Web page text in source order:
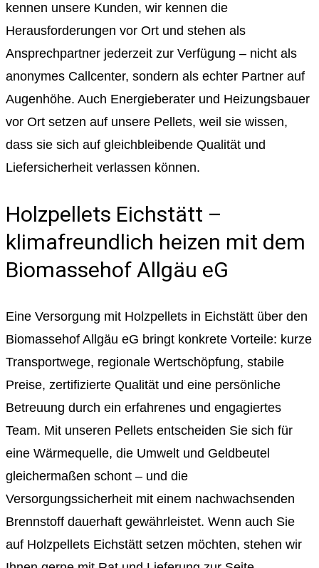
kennen unsere Kunden, wir kennen die
Herausforderungen vor Ort und stehen als
Ansprechpartner jederzeit zur Verfügung – nicht als
anonymes Callcenter, sondern als echter Partner auf
Augenhöhe. Auch Energieberater und Heizungsbauer
vor Ort setzen auf unsere Pellets, weil sie wissen,
dass sie sich auf gleichbleibende Qualität und
Liefersicherheit verlassen können.
Holzpellets Eichstätt –
klimafreundlich heizen mit dem
Biomassehof Allgäu eG
Eine Versorgung mit Holzpellets in Eichstätt über den
Biomassehof Allgäu eG bringt konkrete Vorteile: kurze
Transportwege, regionale Wertschöpfung, stabile
Preise, zertifizierte Qualität und eine persönliche
Betreuung durch ein erfahrenes und engagiertes
Team. Mit unseren Pellets entscheiden Sie sich für
eine Wärmequelle, die Umwelt und Geldbeutel
gleichermaßen schont – und die
Versorgungssicherheit mit einem nachwachsenden
Brennstoff dauerhaft gewährleistet. Wenn auch Sie
auf Holzpellets Eichstätt setzen möchten, stehen wir